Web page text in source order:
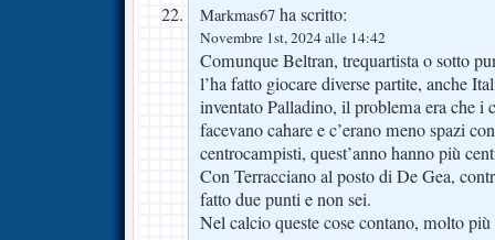
Markmas67 ha scritto:
Novembre 1st, 2024 alle 14:42
Comunque Beltran, trequartista o sotto
l’ha fatto giocare diverse partite, anche
inventato Palladino, il problema era che i
facevano cahare e c’erano meno spazi
centrocampisti, quest’anno hanno più
Con Terracciano al posto di De Gea,
fatto due punti e non sei.
Nel calcio queste cose contano, molto